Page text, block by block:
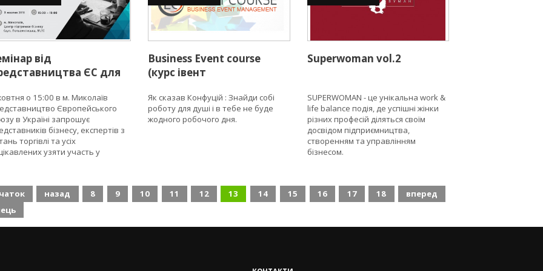
від
ЄС для
Миколаївської області
знайти бізнес-
в
Союзі?»
о 15:00 в м. Миколаїв
Європейського
в Україні запрошує
бізнесу, експертів з
торгівлі та усіх
узяти участь у
партнерів у Європі та
свою
на ринку
Business Event course
(курс івент
Як сказав Конфуцій : Знайди собі
роботу для душі і в тебе не буде
жодного робочого дня.
Superwoman vol.2
SUPERWOMAN - це унікальна work &
life balance подія, де успішні жінки
різних професій діляться своїм
досвідом підприємництва,
створенням та управлінням
бізнесом.
назад 8 9 10 11 12 13 14 15 16 17 18
вперед